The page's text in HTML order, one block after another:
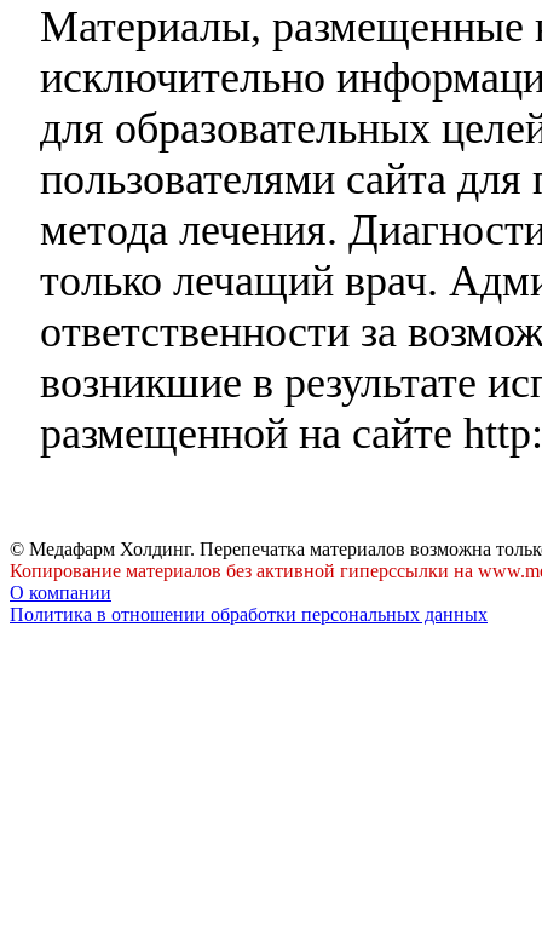
Материалы, размещенные
исключительно
для образовательных
пользователями сайта
метода лечения.
только лечащий врач.
ответственности за
возникшие в результате
размещенной на сайте
© Медафарм Холдинг. Перепечатка материалов возможна
Копирование материалов без активной гиперссылки на
О компании
Политика в отношении обработки персональных данных